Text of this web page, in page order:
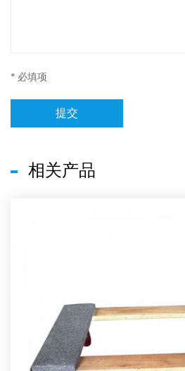
* 必填项
提交
相关产品